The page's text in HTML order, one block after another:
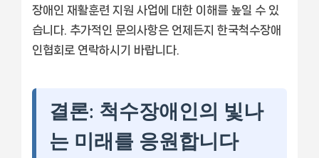
장애인 재활훈련 지원 사업에 대한 이해를 높일 수 있
습니다. 추가적인 문의사항은 언제든지 한국척수장애
인협회로 연락하시기 바랍니다.
결론: 척수장애인의 빛나
는 미래를 응원합니다